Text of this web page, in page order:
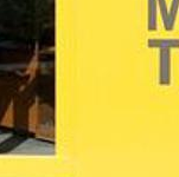
vondst